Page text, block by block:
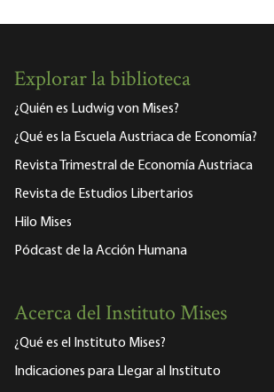
Explorar la biblioteca
¿Quién es Ludwig von Mises?
¿Qué es la Escuela Austriaca de Economía?
Revista Trimestral de Economía Austriaca
Revista de Estudios Libertarios
Hilo Mises
Pódcast de la Acción Humana
Acerca del Instituto Mises
¿Qué es el Instituto Mises?
Indicaciones para Llegar al Instituto